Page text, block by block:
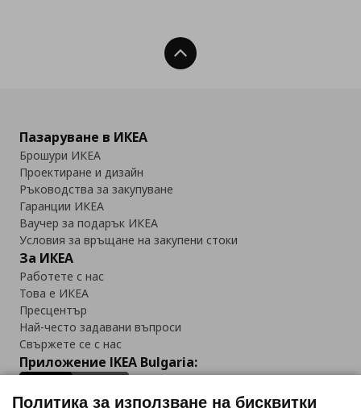
Нагоре
Пазаруване в ИКЕА
Брошури ИКЕА
Проектиране и дизайн
Ръководства за закупуване
Гаранции ИКЕА
Ваучер за подарък ИКЕА
Условия за връщане на закупени стоки
За ИКЕА
Работете с нас
Това е ИКЕА
Пресцентър
Най-често задавани въпроси
Свържете се с нас
Приложение IKEA Bulgaria:
Политика за използване на бисквитки